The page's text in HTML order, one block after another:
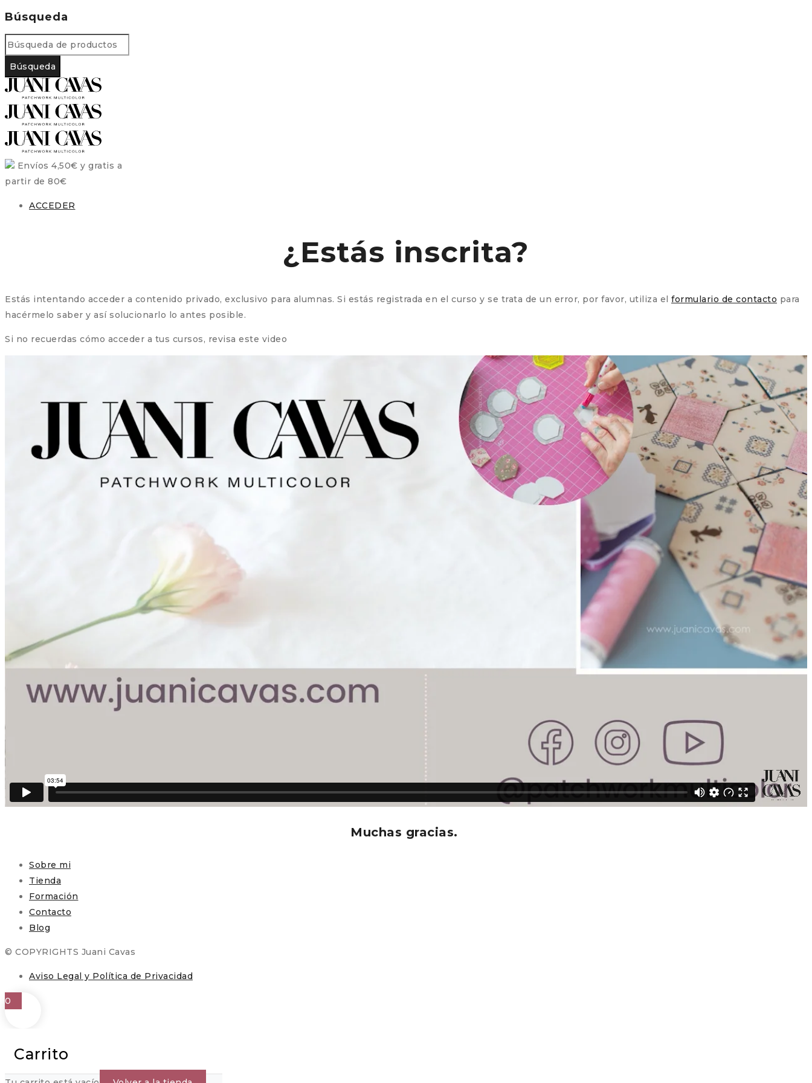
Búsqueda
Envíos 4,50€ y gratis a
partir de 80€
ACCEDER
¿Estás inscrita?
Estás intentando acceder a contenido privado, exclusivo para alumnas. Si estás registrada en el curso y se trata de un error, por favor, utiliza el formulario de contacto para
hacérmelo saber y así solucionarlo lo antes posible.
Si no recuerdas cómo acceder a tus cursos, revisa este video
Muchas gracias.
Sobre mi
Tienda
Formación
Contacto
Blog
© COPYRIGHTS Juani Cavas
Aviso Legal y Política de Privacidad
0
Carrito